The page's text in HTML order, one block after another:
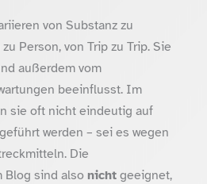
von Substanz zu
Person, von Trip zu Trip. Sie
außerdem vom
beeinflusst. Im
sie oft nicht eindeutig auf
werden – sei es wegen
Die
Blog sind also nichtgeeignet,